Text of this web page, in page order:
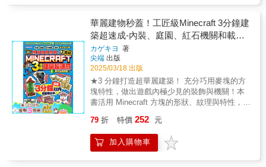
督式學習。作為一名發展心理學家，我發現這
種結合故事、插圖和練習的方式，讓AI變得不
再令人卻步，更加親切有趣，特別適合年輕讀
者。」──丹佛大學大腦、人工智慧與兒童研究
中心主任 Pilyoung Kim 博士。
習，從「創建基本的塊」開始，延伸到「火焰
再單調。鉸鏈應用的三個實作——蹺蹺板、旋
轉平台與可開關的門，則能讓遊戲場景變得更
加生動有趣。 實作部分在第三章展開，帶領讀
者一步步使用地形編輯器打造夢幻場景「雪中
小屋」，運用取消功能製作門窗，並透過光效
應用製作火堆與劍等道具，讓小遊戲呈現更高
質感。同時也會學習如何建模出栩栩如生的
「櫻花樹」，再加上製作告示牌的圖形介面練
作品從視覺到聽覺都充滿細節與溫度。 第四章
則開始進入程式基礎教學，從建立第一個
「Print('Hello world!')」腳本開始，逐步理解Lua
語法的基本知識。包括如何透過程式碼改變
強敵——「終界使者」！這場對決不僅考驗著
他們的勇氣與智慧，更將揭開更多關於
MINECRAFT世界的秘密！ 漫畫延續了遊
戲的經典元素，忠實還原地形、角色與道具細
節，同時加入大量趣味遊戲梗。讀者不僅能在
劇情中感受冒險的熱血，還能學習到實用的製
作教學和遊戲技巧，即使從未玩過
MINECRAFT，也能樂在其中！ 【第4集亮
點】 全新強敵登場：終界使者來襲！尼克
一行人該如何應對這場驚險對決？ 夥伴羈
精彩！ 爆笑情節升級：從糧食危機到南瓜
派大戰，趣味橋段讓人捧腹大笑！ 熱血戰
鬥場面：普拉蒂娜與路比的宿敵對決，劇情張
華麗建物秒蓋！工匠級Minecraft 3分鐘建
築超速成-內裝、庭園、紅石機關和載具
技法公開！
カゲキヨ 著
尖端 出版
2025/03/18 出版
★3 分鐘打造超華麗建築！ 充分巧用麥塊的方
塊特性，做出遊戲內極少見的裝飾與機關！ 本
書活用 Minecraft 方塊的形狀、紋理與特性，打
說，日本刀擺飾的刀身其實是 終界燭，因為它
會發光，讓刀刃看起來閃閃發亮；又比如，利
用紅樹林木地板門露出的近圓形孔，搭配青金
79 折 特價 252 元
加入購物車